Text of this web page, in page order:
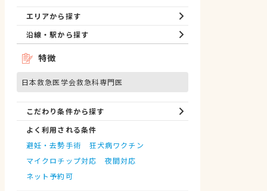
エリアから探す
沿線・駅から探す
特徴
日本救急医学会救急科専門医
こだわり条件から探す
よく利用される条件
避妊・去勢手術
狂犬病ワクチン
マイクロチップ対応
夜間対応
ネット予約可